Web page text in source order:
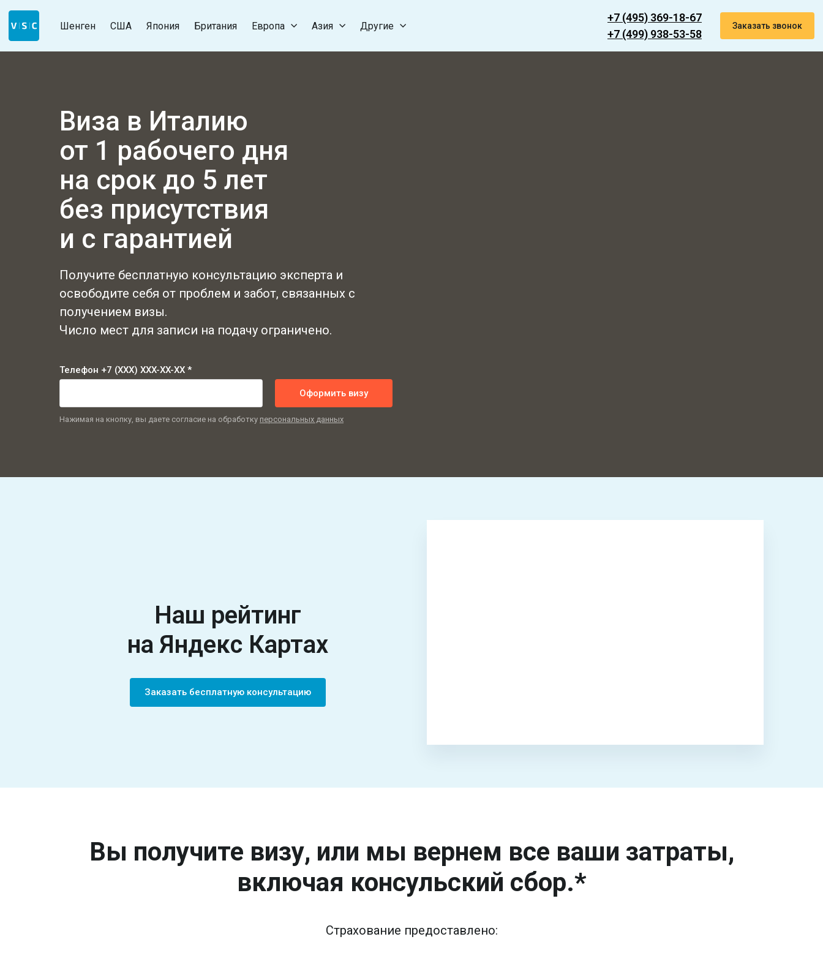
Шенген США Япония Британия Европа Азия Другие
+7 (495) 369-18-67
+7 (499) 938-53-58
Заказать звонок
Виза в Италию
от 1 рабочего дня
на срок до 5 лет
без присутствия
и с гарантией
Получите бесплатную консультацию эксперта и
освободите себя от проблем и забот, связанных с
получением визы.
Число мест для записи на подачу ограничено.
Телефон +7 (XXX) XXX-XX-XX *
Оформить визу
Нажимая на кнопку, вы даете согласие на обработку персональных данных
Наш рейтинг
наЯндекс Картах
Заказать бесплатную консультацию
Вы получите визу, или мы вернем все ваши затраты,
включая консульский сбор.*
Страхование предоставлено: